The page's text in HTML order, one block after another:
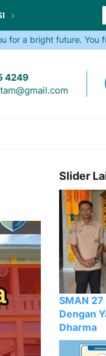
bright future. You
4249
Slider
SMAN
Dengan
Dharma